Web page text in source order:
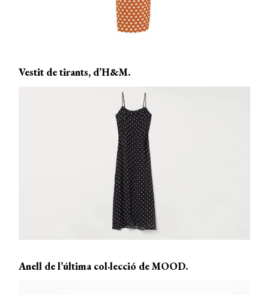
Vestit de tirants, d’H&M.
Anell de l’última col·lecció de MOOD.